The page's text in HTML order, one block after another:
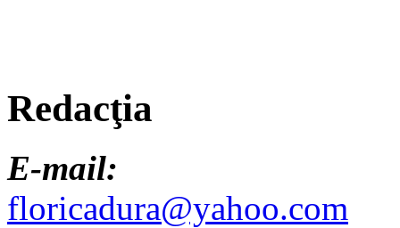
Redacţia
E-mail:
floricadura@yahoo.com